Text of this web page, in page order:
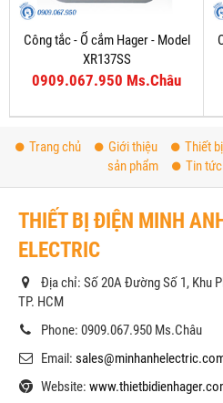
Công tắc - Ổ cắm Hager - Model
XR137SS
0909.067.950 Ms.Châu
Trang chủ Giới thiệu Thiết
sản phẩm
Tin tức
THIẾT BỊ ĐIỆN MINH
ELECTRIC
Địa chỉ: Số 20A Đường Số 1, Khu
TP. HCM
Phone: 0909.067.950 Ms.Châu
Email:
Website: